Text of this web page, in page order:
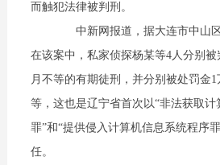
而触犯法律被判刑。
中新网报道，据大连市中山区人
在该案中，私家侦探杨某等4人分别被
月不等的有期徒刑，并分别被处罚金1
等，这也是辽宁省首次以“非法获取
罪”和“提供侵入计算机信息系统程序
任。